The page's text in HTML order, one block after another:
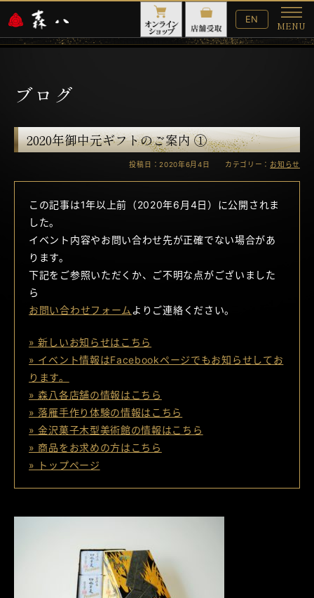
English
Website
EN
MENU
メ
ニ
ブログ
2020年御中元ギフトのご案内 ①
投稿日：2020年6月4日 カテゴリー： お知らせ
この記事は1年以上前（2020年6月4日）に公開されま
した。
イベント内容やお問い合わせ先が正確でない場合があ
ります。
下記をご参照いただくか、ご不明な点がございました
ら
お問い合わせフォーム よりご連絡ください。
» 新しいお知らせはこちら
» イベント情報はFacebookページでもお知らせしてお
ります。
» 森八各店舗の情報はこちら
» 落雁手作り体験の情報はこちら
» 金沢菓子木型美術館の情報はこちら
» 商品をお求めの方はこちら
» トップページ